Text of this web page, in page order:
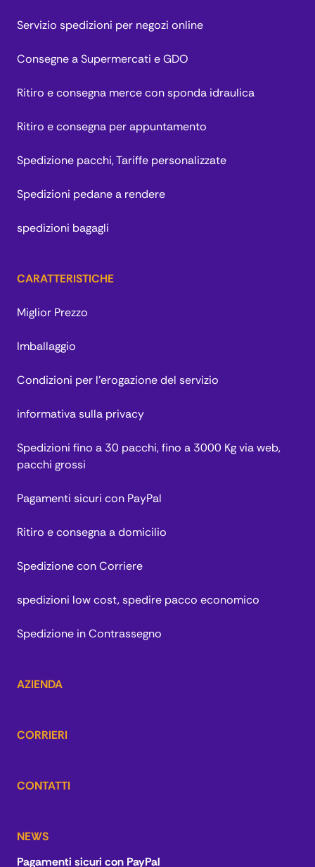
Servizio spedizioni per negozi online
Consegne a Supermercati e GDO
Ritiro e consegna merce con sponda idraulica
Ritiro e consegna per appuntamento
Spedizione pacchi, Tariffe personalizzate
Spedizioni pedane a rendere
spedizioni bagagli
CARATTERISTICHE
Miglior Prezzo
Imballaggio
Condizioni per l’erogazione del servizio
informativa sulla privacy
Spedizioni fino a 30 pacchi, fino a 3000 Kg via web,
pacchi grossi
Pagamenti sicuri con PayPal
Ritiro e consegna a domicilio
Spedizione con Corriere
spedizioni low cost, spedire pacco economico
Spedizione in Contrassegno
AZIENDA
CORRIERI
CONTATTI
NEWS
Pagamenti sicuri con PayPal